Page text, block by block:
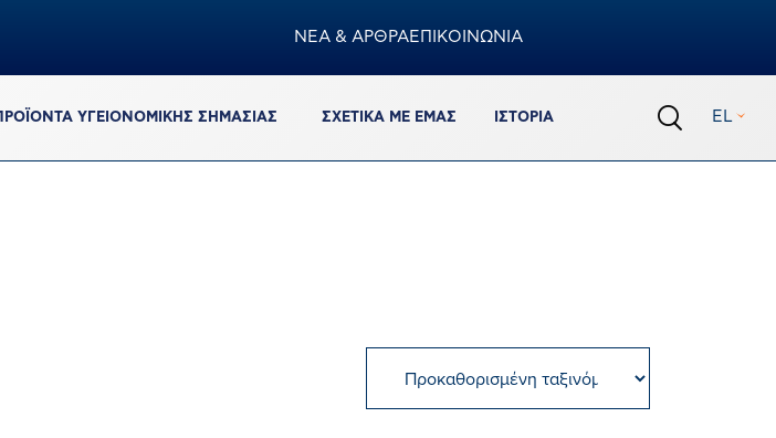
ΝΕΑ & ΑΡΘΡΑΕΠΙΚΟΙΝΩΝΙΑ
ΥΓΕΙΟΝΟΜΙΚΗΣ ΣΗΜΑΣΙΑΣ ΣΧΕΤΙΚΆ ΜΕ ΕΜΆΣ ΙΣΤΟΡΊΑ EL
Πρόσθεσε ακόμα 150.00€ για να έχεις δωρεάν